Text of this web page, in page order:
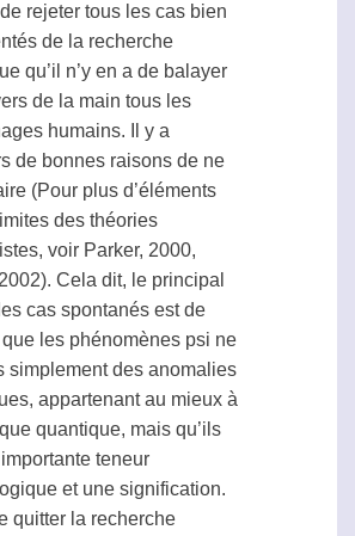
rejeter tous les cas bien
de la recherche
qu’il n’y en a de balayer
de la main tous les
humains. Il y a
de bonnes raisons de ne
(Pour plus d’éléments
des théories
voir Parker, 2000,
Cela dit, le principal
cas spontanés est de
que les phénomènes psi ne
simplement des anomalies
appartenant au mieux à
quantique, mais qu’ils
teneur
et une signification.
quitter la recherche